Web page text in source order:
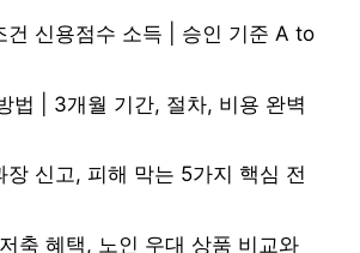
건 신용점수 소득 | 승인 기준 A to
법 | 3개월 기간, 절차, 비용 완벽
장 신고, 피해 막는 5가지 핵심 전
축 혜택, 노인 우대 상품 비교와